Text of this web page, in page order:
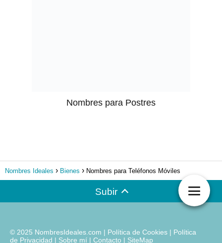
Nombres para Postres
Nombres Ideales Bienes Nombres para Teléfonos Móviles
Subir
© 2025 NombresIdeales.com | Política de Cookies | Política
de Privacidad | Sobre mí | Contacto | SiteMap